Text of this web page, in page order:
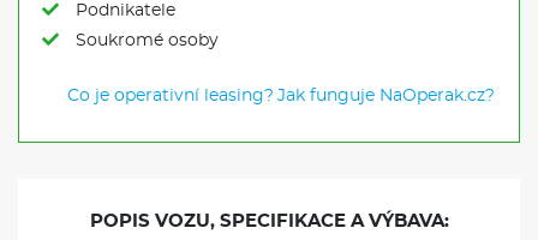
Podnikatele
Soukromé osoby
Co je operativní leasing? Jak funguje NaOperak.cz?
POPIS VOZU, SPECIFIKACE A VÝBAVA: